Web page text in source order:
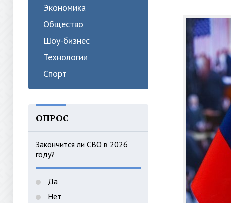
Экономика
Общество
Шоу-бизнес
Технологии
Спорт
ОПРОС
Закончится ли СВО в 2026
году?
Да
Нет